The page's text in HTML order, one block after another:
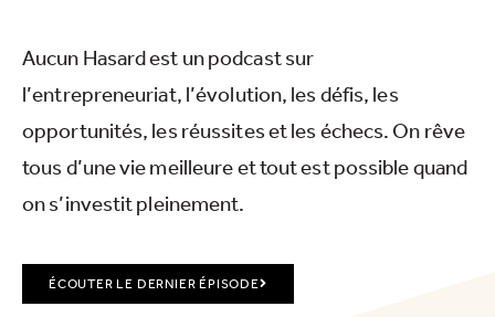
Aucun Hasard est un podcast sur
l’entrepreneuriat, l’évolution, les défis, les
opportunités, les réussites et les échecs. On rêve
tous d’une vie meilleure et tout est possible quand
on s’investit pleinement.
ÉCOUTER LE DERNIER ÉPISODE